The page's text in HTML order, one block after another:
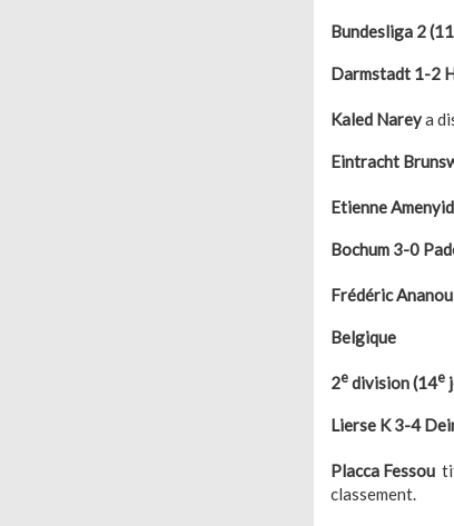
Bundesliga 2
Darmstadt 1-2
Kaled Nareya
Eintracht
Etienne
Bochum 3-0
Frédéric Ananou
2e division (14e
Lierse K 3-4
Placca Fessou
classement.